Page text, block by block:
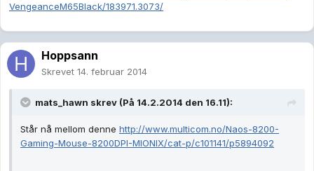
VengeanceM65Black/183971.3073/
Hoppsann
Skrevet 14. februar 2014
mats_hawn skrev (På 14.2.2014 den 16.11):
Står nå mellom denne http://www.multicom.no/Naos-8200-
Gaming-Mouse-8200DPI-MIONIX/cat-p/c101141/p5894092